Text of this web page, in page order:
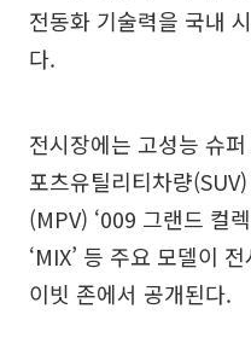
전동화 기술력을 국내
다.
전시장에는 고성능 슈
포츠유틸리티차량
(MPV) ‘009 그랜드 컬
‘MIX’ 등 주요 모델이
이빗 존에서 공개된다.